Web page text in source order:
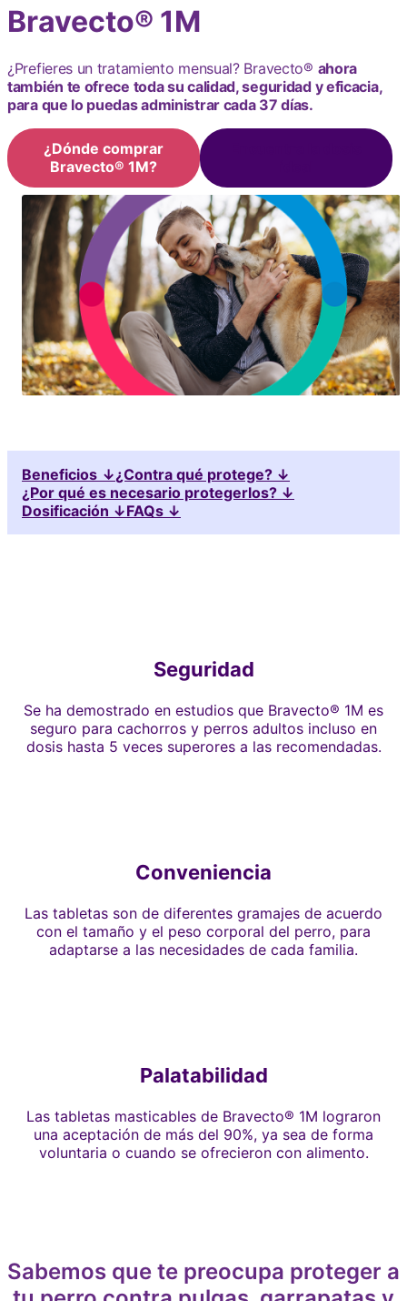
Bravecto® 1M
¿Prefieres un tratamiento mensual? Bravecto® ahora
también te ofrece toda su calidad, seguridad y eficacia,
para que lo puedas administrar cada 37 días.
¿Dónde comprar
Bravecto® 1M?
Beneficios ↓¿Contra qué protege? ↓
¿Por qué es necesario protegerlos? ↓
Dosificación ↓FAQs ↓
Seguridad
Se ha demostrado en estudios que Bravecto® 1M es
seguro para cachorros y perros adultos incluso en
dosis hasta 5 veces superores a las recomendadas.
Conveniencia
Las tabletas son de diferentes gramajes de acuerdo
con el tamaño y el peso corporal del perro, para
adaptarse a las necesidades de cada familia.
Palatabilidad
Las tabletas masticables de Bravecto® 1M lograron
una aceptación de más del 90%, ya sea de forma
voluntaria o cuando se ofrecieron con alimento.
Sabemos que te preocupa proteger a